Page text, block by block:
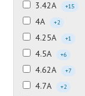
3.42А +15
4А +2
4.25А +1
4.5А +6
4.62А +7
4.7А +2